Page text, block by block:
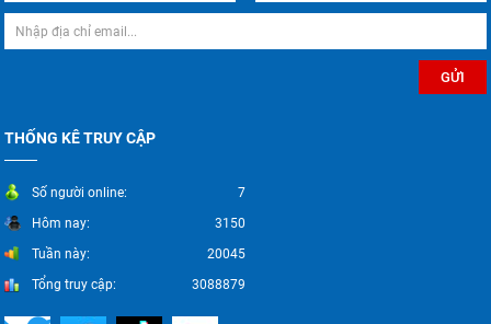
THỐNG KÊ TRUY CẬP
Số người online:
7
Hôm nay:
3150
Tuần này:
20045
Tổng truy cập:
3088879